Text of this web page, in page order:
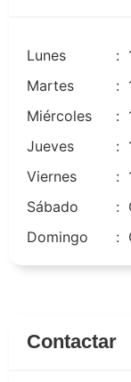
Lunes :
Martes
:
Miércoles
:
Jueves
:
Viernes
:
Sábado
:
Domingo
:
Contactar